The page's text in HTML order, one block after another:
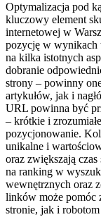
Optymalizacja pod
kluczowy element
internetowej w
pozycję w wynikach
na kilka istotnych
dobranie
strony – powinny
artykułów, jak i
URL powinna być
– krótkie i
pozycjonowanie.
unikalne i
oraz zwiększają
na ranking w
wewnętrznych oraz
linków może pomóc
stronie, jak i